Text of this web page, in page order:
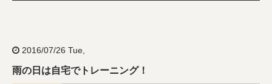
2016/07/26 Tue,
雨の日は自宅でトレーニング！